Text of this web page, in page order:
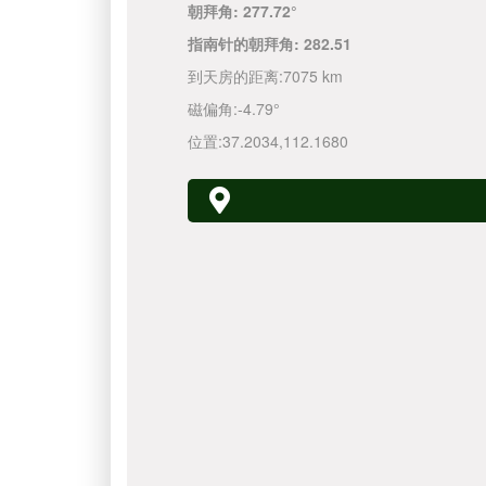
朝拜角: 277.72°
指南针的朝拜角: 282.51
到天房的距离:7075 km
磁偏角:-4.79°
位置:37.2034,112.1680